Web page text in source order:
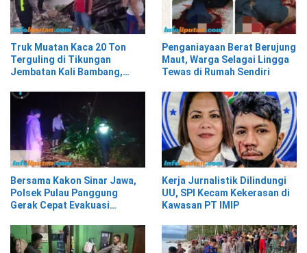
Truk Muatan Kaca 20 Ton
Terguling di Tikungan
Jembatan Kali Bambang,
Penganiayaan Berat Berujung
Maut, Warga Selagai Lingga
Tewas di Rumah Sendiri
Bersama Kakon Sinar Jawa,
Polsek Pulau Panggung
Gerak Cepat Evakuasi
Kerja Jurnalistik Dilindungi
UU, SPI Kecam Kekerasan di
Kawasan PT IMIP